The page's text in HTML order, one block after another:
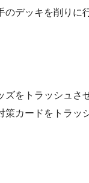
のデッキを削りに
ズをトラッシュさ
策カードをトラッ